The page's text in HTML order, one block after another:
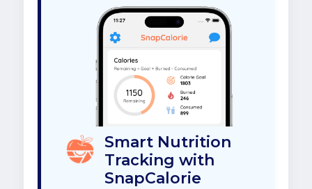
Smart Nutrition
Tracking with
SnapCalorie